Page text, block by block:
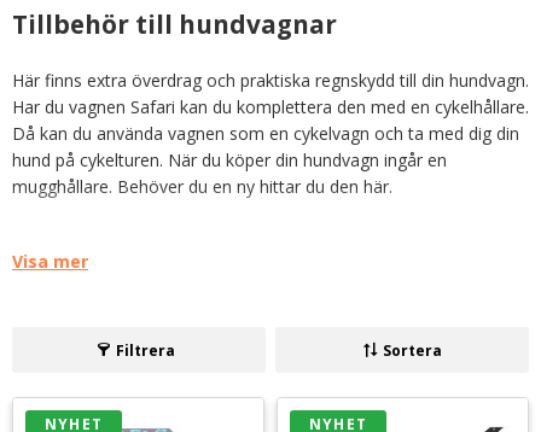
Tillbehör till hundvagnar
Här finns extra överdrag och praktiska regnskydd till din hundvagn.
Har du vagnen Safari kan du komplettera den med en cykelhållare.
Då kan du använda vagnen som en cykelvagn och ta med dig din
hund på cykelturen. När du köper din hundvagn ingår en
mugghållare. Behöver du en ny hittar du den här.
Visa mer
Filtrera Sortera
NYHET NYHET